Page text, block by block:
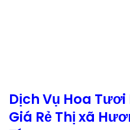
Dịch Vụ Hoa
Giá Rẻ Thị xã